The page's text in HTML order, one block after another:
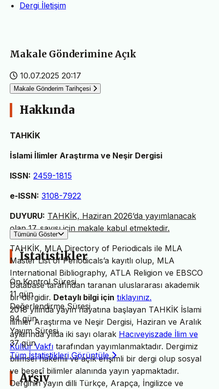
Dergi İletişim
Makale Gönderimine Açık
10.07.2025 20:17
Makale Gönderim Tarihçesi
Hakkında
TAHKİK
İslami İlimler Araştırma ve Neşir Dergisi
ISSN: 2459-1815
e-ISSN: 3108-7922
DUYURU: TAHKİK, Haziran 2026’da yayımlanacak
olan 17. sayısı için makale kabul etmektedir.
TAHKİK, MLA Directory of Periodicals ile MLA
Master List of Periodicals’a kayıtlı olup, MLA
International Bibliography, ATLA Religion ve EBSCO
Database tarafından taranan uluslararası akademik
bir dergidir. Detaylı bilgi için tıklayınız.
2018 yılında yayın hayatına başlayan TAHKİK İslami
İlimler Araştırma ve Neşir Dergisi, Haziran ve Aralık
aylarında yılda iki sayı olarak Hacıveyiszade İlim ve
Kültür Vakfı tarafından yayımlanmaktadır. Dergimiz
bilimsel hakemli ve açık erişimli bir dergi olup sosyal
ve beşerî bilimler alanında yayın yapmaktadır.
Derginin yayın dilli Türkçe, Arapça, İngilizce ve
Tümünü Göster
İstatistikler
Ön Kontrol Süresi
11 gün
Değerlendirme Süresi
94 gün
Yayım Süresi
37 gün
Tüm İstatistikleri Görüntüle
Arşiv